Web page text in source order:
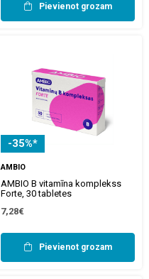
Pievienot grozam
-35%*
AMBIO
AMBIO B vitamīna komplekss
Forte, 30 tabletes
7,28€
Pievienot grozam